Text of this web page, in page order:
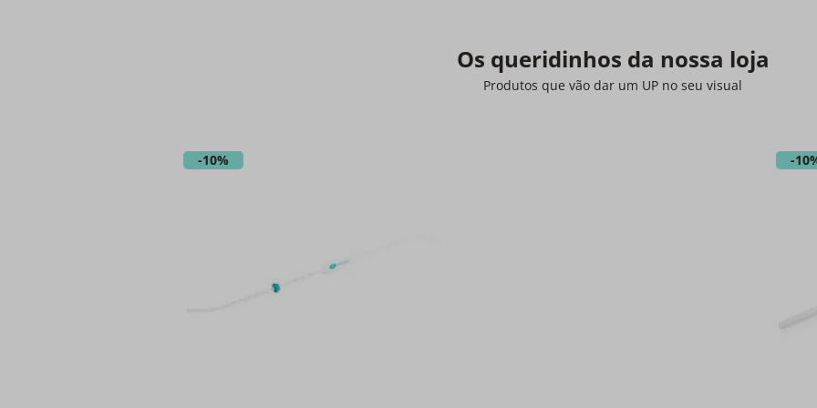
Os queridinhos da nossa loja
Produtos que vão dar um UP no seu visual
-10% -